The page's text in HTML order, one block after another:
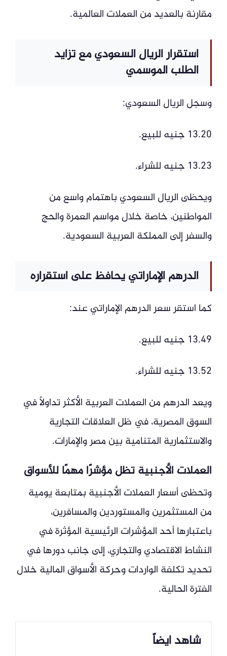
مقارنة بالعديد من العملات العالمية.
استقرار الريال السعودي مع تزايد
الطلب الموسمي
وسجل الريال السعودي:
13.20 جنيه للبيع.
13.23 جنيه للشراء.
ويحظى الريال السعودي باهتمام واسع من
المواطنين، خاصة خلال مواسم العمرة والحج
والسفر إلى المملكة العربية السعودية.
الدرهم الإماراتي يحافظ على استقراره
كما استقر سعر الدرهم الإماراتي عند:
13.49 جنيه للبيع.
13.52 جنيه للشراء.
ويعد الدرهم من العملات العربية الأكثر تداولًا في
السوق المصرية، في ظل العلاقات التجارية
والاستثمارية المتنامية بين مصر والإمارات.
العملات الأجنبية تظل مؤشرًا مهمًا للأسواق
وتحظى أسعار العملات الأجنبية بمتابعة يومية
من المستثمرين والمستوردين والمسافرين،
باعتبارها أحد المؤشرات الرئيسية المؤثرة في
النشاط الاقتصادي والتجاري، إلى جانب دورها في
تحديد تكلفة الواردات وحركة الأسواق المالية خلال
الفترة الحالية.
شاهد ايضاً